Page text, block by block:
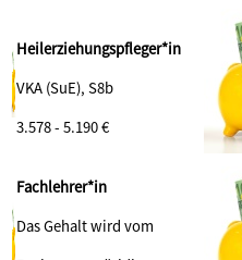
Heilerziehungspfleger*in
VKA (SuE), S8b
3.578 - 5.190€
Fachlehrer*in
Das Gehalt wird vom